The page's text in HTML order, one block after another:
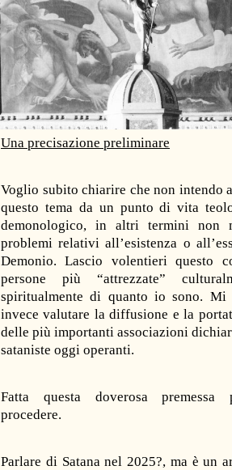
Una precisazione preliminare
Voglio subito chiarire che non intendo
questo tema da un punto di vita
demonologico, in altri termini non
problemi relativi all’esistenza o
Demonio. Lascio volentieri questo
persone più “attrezzate”
spiritualmente di quanto io sono. Mi
invece valutare la diffusione e la
delle più importanti associazioni
sataniste oggi operanti.
Fatta questa doverosa premessa
procedere.
Parlare di Satana nel 2025?, ma è un